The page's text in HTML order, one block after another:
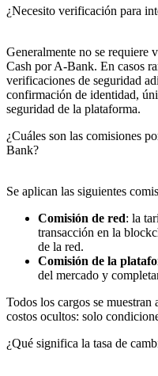
¿Necesito verificación para
Generalmente no se requiere
Cash por A-Bank. En casos
verificaciones de seguridad
confirmación de identidad,
seguridad de la plataforma.
¿Cuáles son las comisiones
Bank?
Se aplican las siguientes
Comisión de red: la
transacción en la
de la red.
Comisión de la
del mercado y
Todos los cargos se
costos ocultos: solo
¿Qué significa la tasa de